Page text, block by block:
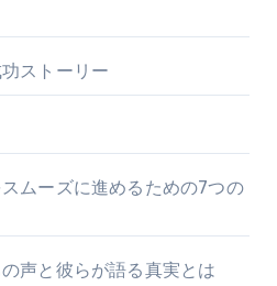
ストーリー
ムーズに進めるための7つの
声と彼らが語る真実とは